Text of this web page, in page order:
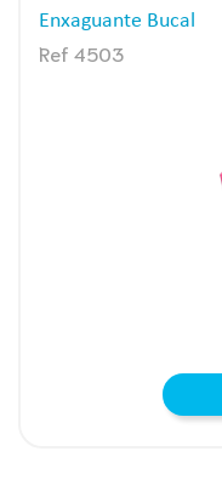
Enxaguante Bucal
Ref 4503